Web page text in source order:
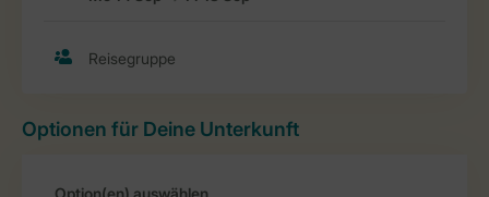
Optionen für Deine Unterkunft